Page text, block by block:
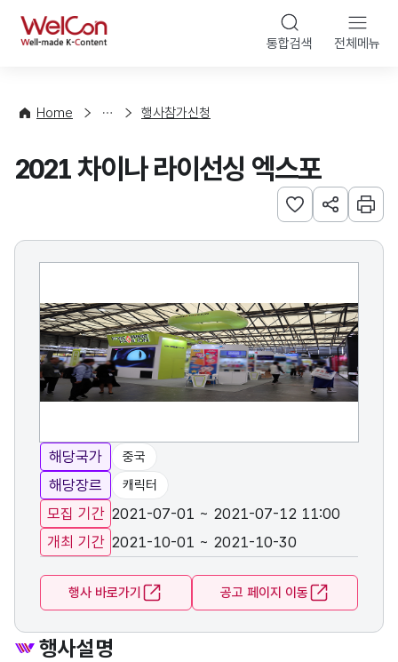
WelCon 통합검색 전체메뉴
Home
사
청
행사참가신청
2021 차이나 라이선싱 엑스포
관심사 등록하기
URL 공유하
인쇄
해당국가 중국
해당장르 캐릭터
모집 기간 2021-07-01 ~ 2021-07-12 11:00
개최 기간 2021-10-01 ~ 2021-10-30
행사 바로가기 공고 페이지 이동
행사설명